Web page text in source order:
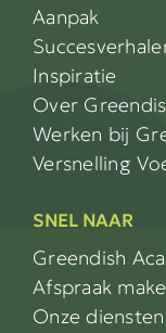
Aanpak
Inspiratie
Over
Werken bij
Versnelling
SNEL NAAR
Greendish
Afspraak
Onze diensten